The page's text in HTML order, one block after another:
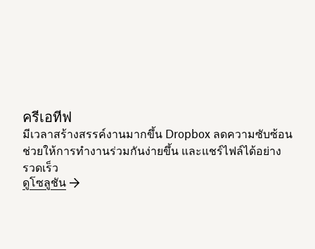
ครีเอทีฟ
มีเวลาสร้างสรรค์งานมากขึ้น Dropbox ลดความซับซ้อน
ช่วยให้การทำงานร่วมกันง่ายขึ้น และแชร์ไฟล์ได้อย่าง
รวดเร็ว
ดูโซลูชัน